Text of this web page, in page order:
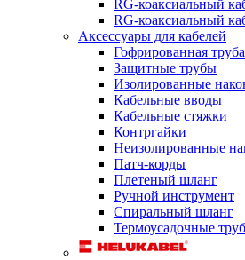
RG-коаксиальный
RG-коаксиальный
Аксессуары для кабелей
Гофрированная труба
Защитные трубы
Изолированные
Кабельные вводы
Кабельные стяжки
Контргайки
Неизолированные
Патч-корды
Плетеный шланг
Ручной инструмент
Спиральный шланг
Термоусадочные